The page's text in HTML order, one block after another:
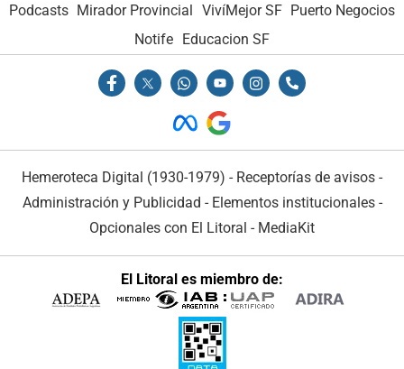
Podcasts Mirador Provincial VivíMejor SF Puerto Negocios
Notife Educacion SF
Hemeroteca Digital (1930-1979) - Receptorías de avisos -
Administración y Publicidad - Elementos institucionales-
Opcionales con El Litoral - MediaKit
El Litoral es miembro de: